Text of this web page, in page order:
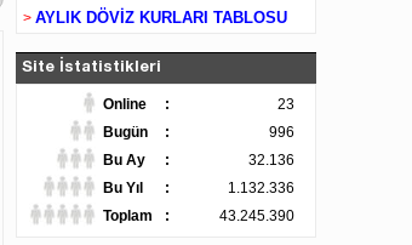
> AYLIK DÖVİZ KURLARI TABLOSU
Site İstatistikleri
Online :
23
Bugün
:
996
Bu Ay
:
32.136
Bu Yıl
:
1.132.336
Toplam
: 43.245.390